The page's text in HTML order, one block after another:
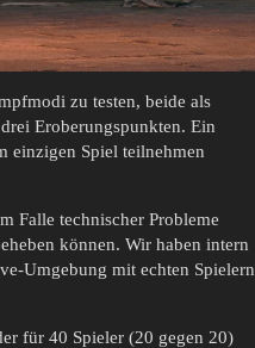
zu testen, beide als
Eroberungspunkten. Ein
einzigen Spiel teilnehmen
Falle technischer Probleme
können. Wir haben intern
Umgebung mit echten Spielern
für 40 Spieler (20 gegen 20)